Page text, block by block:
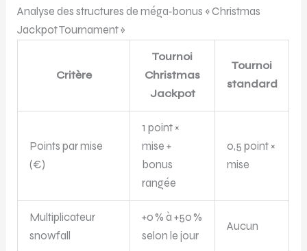
Analyse des structures de méga‑bonus « Christmas
Jackpot Tournament »
Critère
Tournoi
Christmas
Jackpot
Tournoi
standard
Points par mise
(€)
1 point ×
mise +
bonus
rangée
0,5 point ×
mise
Multiplicateur
snowfall
+0 % à +50 %
selon le jour
Aucun